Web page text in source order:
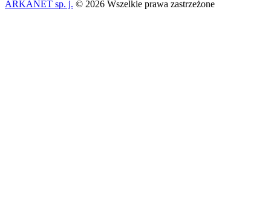
ARKANET sp. j. © 2026 Wszelkie prawa zastrzeżone